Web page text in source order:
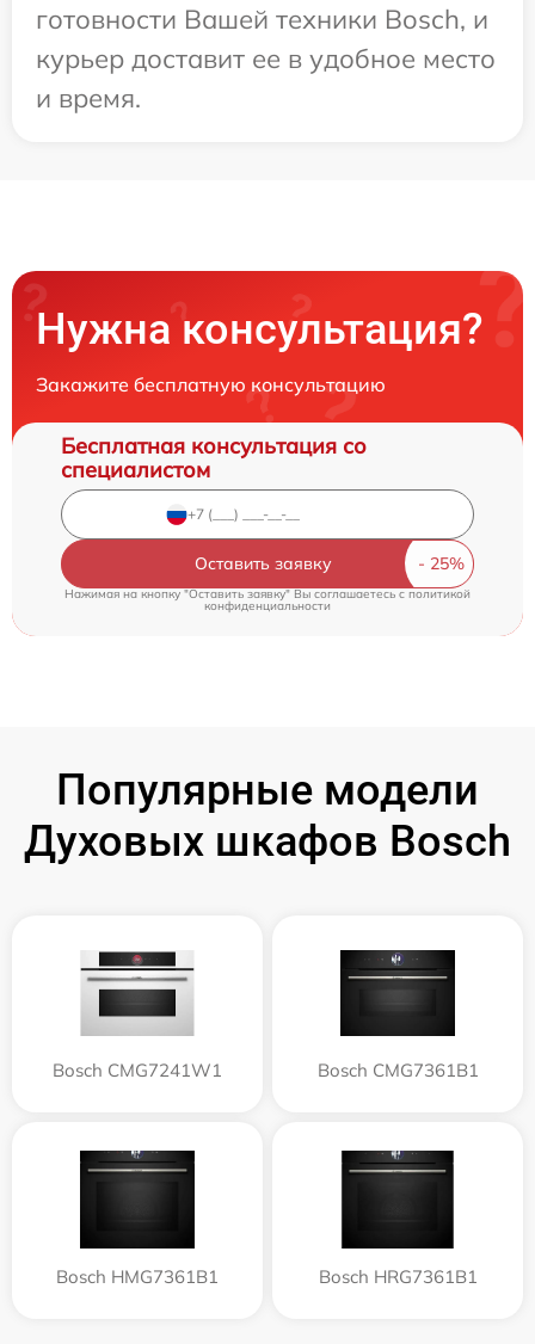
готовности Вашей техники Bosch, и
курьер доставит ее в удобное место
и время.
Нужна консультация?
Закажите бесплатную консультацию
Бесплатная консультация со
специалистом
Оставить заявку
Нажимая на кнопку "Оставить заявку" Вы соглашаетесь cполитикой
конфиденциальности
Популярные модели
Духовых шкафов Bosch
Bosch CMG7241W1 Bosch CMG7361B1
Bosch HMG7361B1 Bosch HRG7361B1